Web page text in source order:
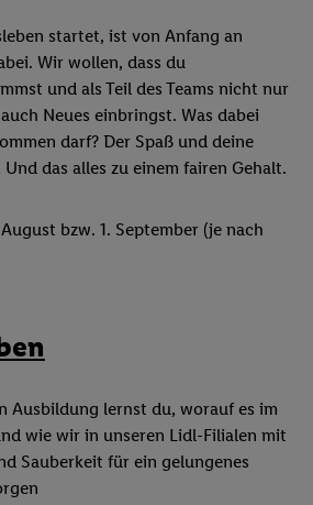
startet, ist von Anfang an
Wir wollen, dass du
und als Teil des Teams nicht nur
Neues einbringst. Was dabei
darf? Der Spaß und deine
das alles zu einem fairen Gehalt.
bzw. 1. September (je nach
Ausbildung lernst du, worauf es im
wie wir in unseren Lidl-Filialen mit
Sauberkeit für ein gelungenes